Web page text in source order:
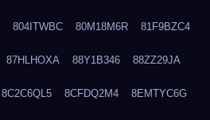
804ITWBC 80M18M6R 81F9BZC4
87HLHOXA 88Y1B346 88ZZ29JA
8C2C6QL5 8CFDQ2M4 8EMTYC6G